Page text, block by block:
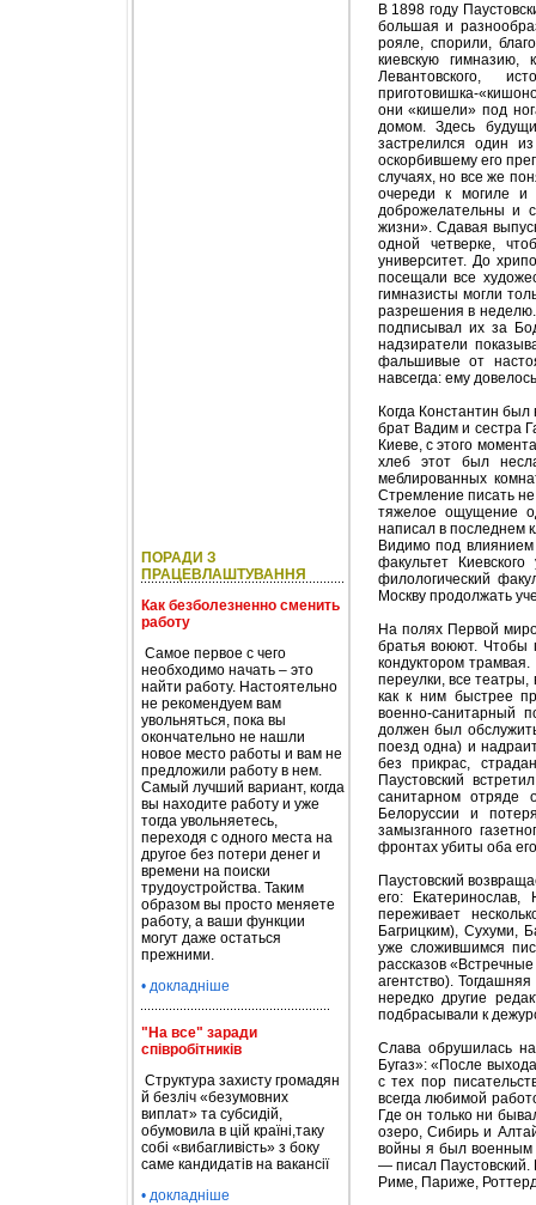
ПОРАДИ З
ПРАЦЕВЛАШТУВАННЯ
Как безболезненно сменить
работу
Самое первое с чего
необходимо начать – это
найти работу. Настоятельно
не рекомендуем вам
увольняться, пока вы
окончательно не нашли
новое место работы и вам не
предложили работу в нем.
Самый лучший вариант, когда
вы находите работу и уже
тогда увольняетесь,
переходя с одного места на
другое без потери денег и
времени на поиски
трудоустройства. Таким
образом вы просто меняете
работу, а ваши функции
могут даже остаться
прежними.
• докладніше
"На все" заради
співробітників
Структура захисту громадян
й безліч «безумовних
виплат» та субсидій,
обумовила в цій країні,таку
собі «вибагливість» з боку
саме кандидатів на вакансії
• докладніше
В 1898 году
большая и
рояле, спорили,
киевскую
Левантовского,
приготовишка-
они «кишели» под
домом. Здесь
застрелился один
оскорбившему его
случаях, но все же
очереди к могиле и
доброжелательны и
жизни». Сдавая
одной четверке,
университет. До
посещали все
гимназисты могли
разрешения в неделю.
подписывал их за
надзиратели
фальшивые от
навсегда: ему
Когда Константин
брат Вадим и сестра
Киеве, с этого
хлеб этот был
меблированных
Стремление писать не
тяжелое ощущение
написал в последнем
Видимо под влиянием
факультет
филологический
Москву продолжать
На полях Первой
братья воюют. Чтобы
кондуктором
переулки, все театры,
как к ним быстрее
военно-санитарный
должен был
поезд одна) и
без прикрас,
Паустовский
санитарном
Белоруссии и
замызганного
фронтах убиты оба
Паустовский
его: Екатеринослав,
переживает
Багрицким), Сухуми,
уже сложившимся
рассказов
агентство).
нередко другие
подбрасывали к
Слава обрушилась
Бугаз»: «После
с тех пор
всегда любимой
Где он только ни
озеро, Сибирь и
войны я был военным
— писал
Риме, Париже,